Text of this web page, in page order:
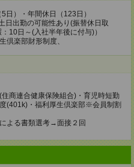
日）・年間休日（123日）
出勤の可能性あり(振替休日取
10日～(入社半年後に付与)）
倶楽部財形制度、
商連合健康保険組合)・育児時短勤
(401k)・福利厚生倶楽部※会員制割
よる書類選考→面接２回